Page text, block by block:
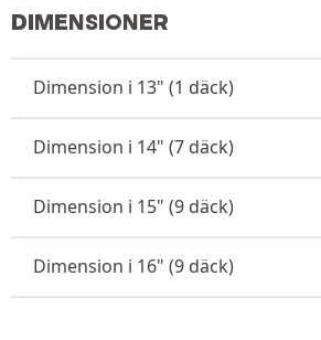
DIMENSIONER
Dimension i 13" (1 däck)
Dimension i 14" (7 däck)
Dimension i 15" (9 däck)
Dimension i 16" (9 däck)